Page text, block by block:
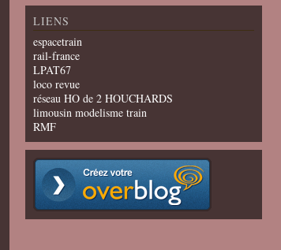
LIENS
espacetrain
rail-france
LPAT67
loco revue
réseau HO de 2 HOUCHARDS
limousin modelisme train
RMF